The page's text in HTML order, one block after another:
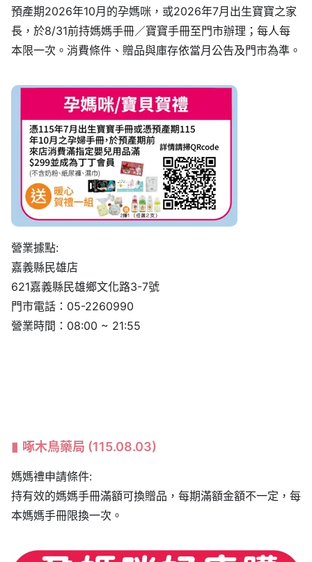
預產期2026年10月的孕媽咪，或2026年7月出生寶寶之家
長，於8/31前持媽媽手冊／寶寶手冊至門市辦理；每人每
本限一次。消費條件、贈品與庫存依當月公告及門市為準。
營業據點:
嘉義縣民雄店
621嘉義縣民雄鄉文化路3-7號
門市電話：05-2260990
營業時間：08:00 ~ 21:55
啄木鳥藥局 (115.08.03)
媽媽禮申請條件:
持有效的媽媽手冊滿額可換贈品，每期滿額金額不一定，每
本媽媽手冊限換一次。